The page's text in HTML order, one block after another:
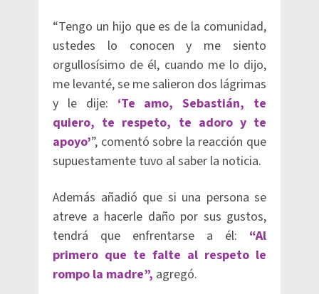
“Tengo un hijo que es de la comunidad,
ustedes lo conocen y me siento
orgullosísimo de él, cuando me lo dijo,
me levanté, se me salieron dos lágrimas
y le dije: ‘Te amo, Sebastián, te
quiero, te respeto, te adoro y te
apoyo’”, comentó sobre la reacción que
supuestamente tuvo al saber la noticia.
Además añadió que si una persona se
atreve a hacerle daño por sus gustos,
tendrá que enfrentarse a él: “Al
primero que te falte al respeto le
rompo la madre”, agregó.